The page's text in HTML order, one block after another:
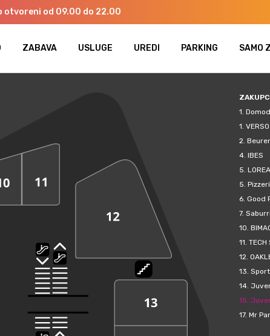
otvoreni od 09.00 do 22.00
ZABAVA USLUGE UREDI PARKING SAMO
1. Domod
1. VERSO
2. Beurer
4. IBES
5.
5.
6. Good
7.
10.
11. TECH
12.
13.
14.
15.
17. Mr